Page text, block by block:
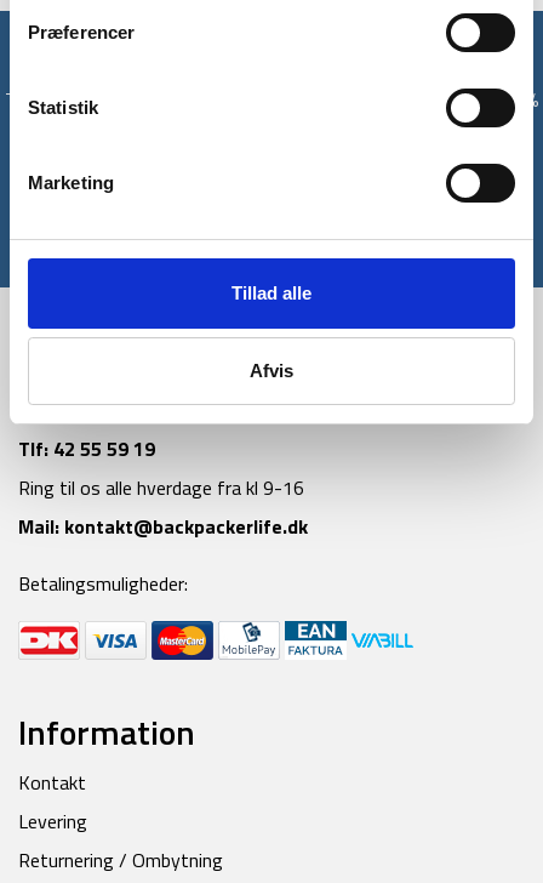
Præferencer
Statistik
Marketing
Tillad alle
Afvis
Tilmeld dig vores nyhedsbrev og modtag med det samme en 10%
Tlf: 42 55 59 19
Ring til os alle hverdage fra kl 9-16
Mail: kontakt@backpackerlife.dk
Betalingsmuligheder:
Information
Kontakt
Levering
Returnering / Ombytning